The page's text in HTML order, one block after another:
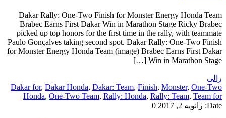
Dakar Rally: One-Two Finish for Monster Energy Honda Team
Brabec Earns First Dakar Win in Marathon Stage Ricky Brabec
picked up top honors for the first time in the rally, with teammate
Paulo Gonçalves taking second spot. Dakar Rally: One-Two Finish
for Monster Energy Honda Team (image) Brabec Earns First Dakar
Win in Marathon Stage […]
رالی
Dakar for, Dakar Honda, Dakar: Team, Finish, Monster, One-Two
Honda, One-Two Team, Rally: Honda, Rally: Team, Team for
Date: ژانویه 2, 2017 0